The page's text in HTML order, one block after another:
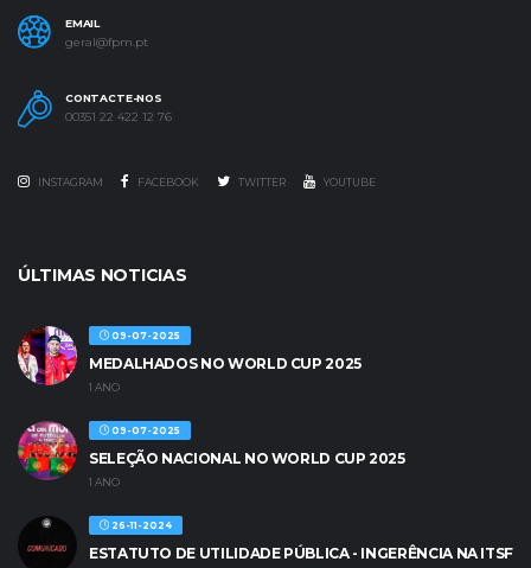
EMAIL
geral@fpm.pt
CONTACTE-NOS
00351 22 422 12 76
INSTAGRAM FACEBOOK TWITTER YOUTUBE
ÚLTIMAS NOTICIAS
09-07-2025
MEDALHADOS NO WORLD CUP 2025
1 ANO
09-07-2025
SELEÇÃO NACIONAL NO WORLD CUP 2025
1 ANO
26-11-2024
ESTATUTO DE UTILIDADE PÚBLICA - INGERÊNCIA NA ITSF